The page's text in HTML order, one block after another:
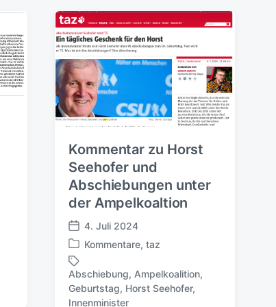
Kommentar zu Horst
Seehofer und
Abschiebungen unter
der Ampelkoaltion
V
e
r
ö
f
f
4. Juli 2024
V
e
r
ö
Kommentare,taz
S
c
Abschiebung, Ampelkoalition,
Geburtstag, Horst Seehofer,
Innenminister